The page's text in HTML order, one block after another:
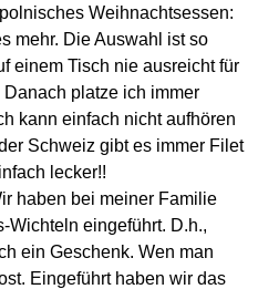
Weihnachtsessen:
mehr. Die Auswahl ist so
einem Tisch nie ausreicht für
platze ich immer
kann einfach nicht aufhören
Schweiz gibt es immer Filet
lecker!!
haben bei meiner Familie
Wichteln eingeführt. D.h.,
ein Geschenk. Wen man
Eingeführt haben wir das